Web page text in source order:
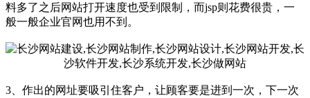
料多了之后网站打开速度也受到限制，而jsp则花费很贵，一
般一般企业官网也用不到。
3、作出的网址要吸引住客户，让顾客要是进到一次，下一次